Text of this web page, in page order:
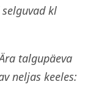
kl
talgupäeva
neljas keeles: